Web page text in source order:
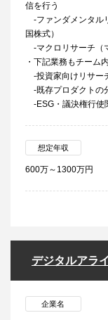
信を行う
-ファンダメンタル
国株式）
-マクロリサーチ（
・下記業務もチーム
-投資家向けリサー
-既存プロダクトの
-ESG・議決権行使
想定年収
600万～1300万円
デジタルアラ
企業名